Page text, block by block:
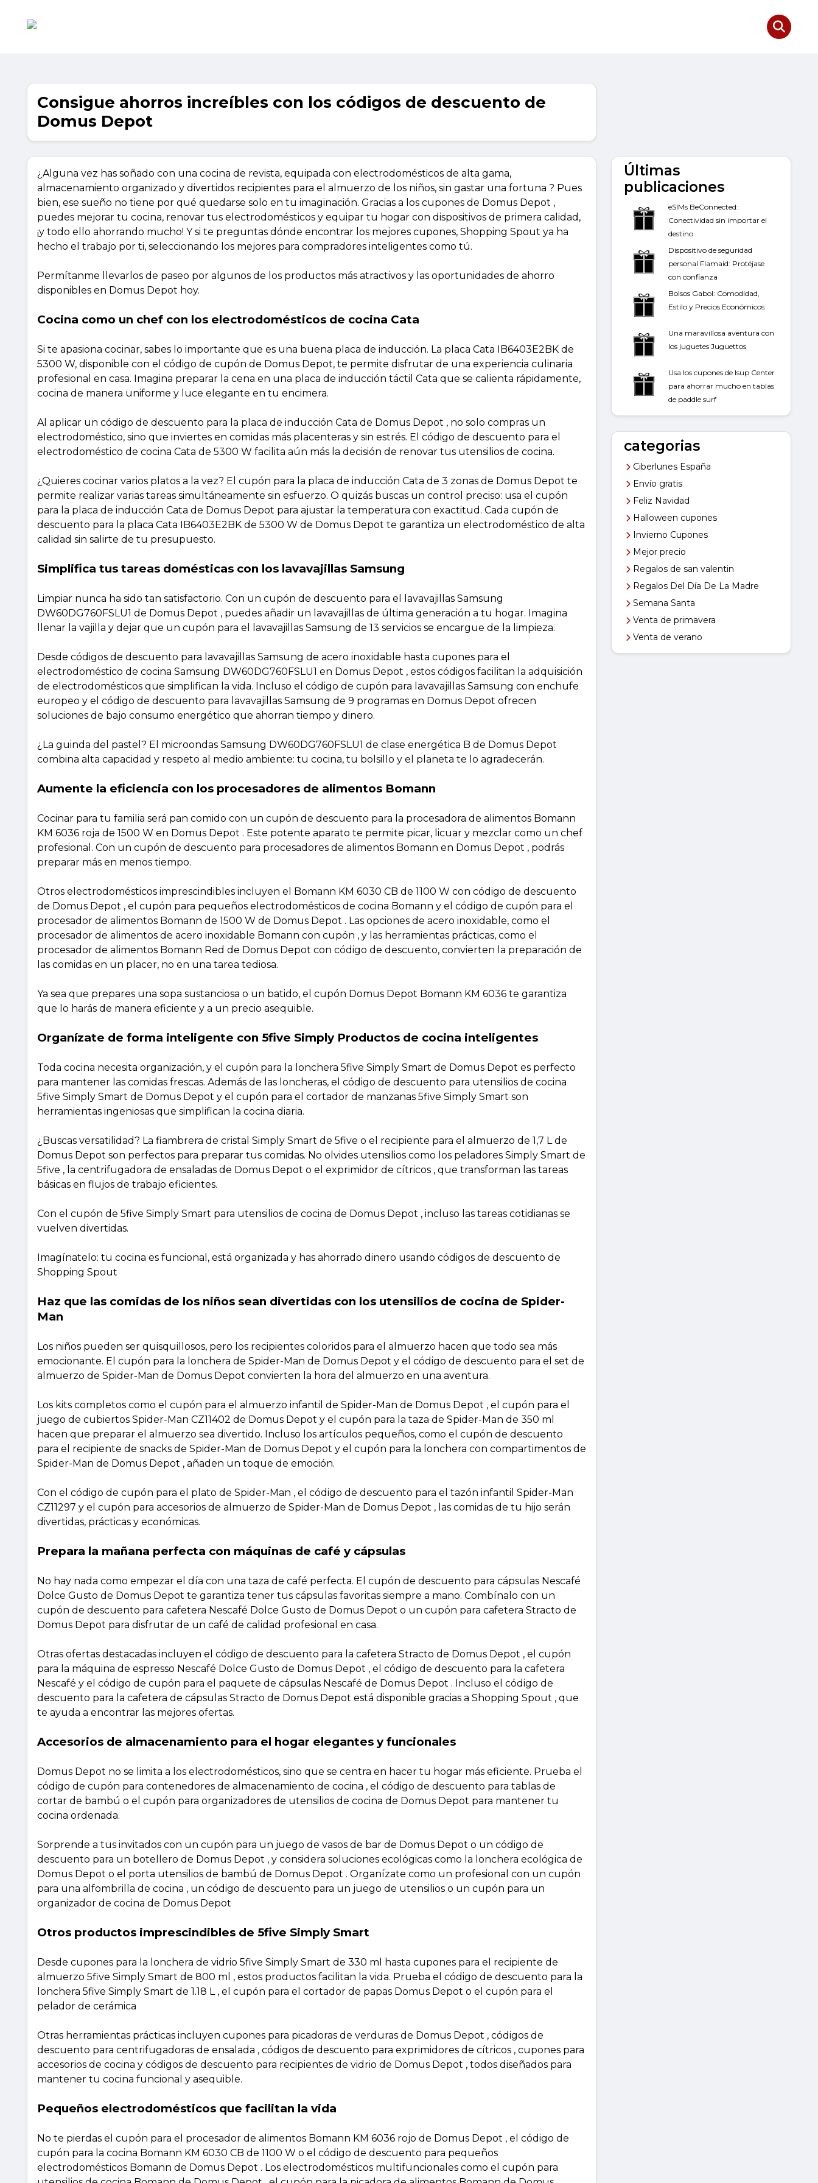
Consigue ahorros increíbles con los códigos de descuento de
Domus Depot
¿Alguna vez has soñado con una cocina de revista, equipada con electrodomésticos de alta gama,
almacenamiento organizado y divertidos recipientes para el almuerzo de los niños, sin gastar una fortuna ? Pues
bien, ese sueño no tiene por qué quedarse solo en tu imaginación. Gracias a los cupones de Domus Depot ,
puedes mejorar tu cocina, renovar tus electrodomésticos y equipar tu hogar con dispositivos de primera calidad,
¡y todo ello ahorrando mucho! Y si te preguntas dónde encontrar los mejores cupones, Shopping Spout ya ha
hecho el trabajo por ti, seleccionando los mejores para compradores inteligentes como tú.
Permítanme llevarlos de paseo por algunos de los productos más atractivos y las oportunidades de ahorro
disponibles en Domus Depot hoy.
Cocina como un chef con los electrodomésticos de cocina Cata
Si te apasiona cocinar, sabes lo importante que es una buena placa de inducción. La placa Cata IB6403E2BK de
5300 W, disponible con el código de cupón de Domus Depot, te permite disfrutar de una experiencia culinaria
profesional en casa. Imagina preparar la cena en una placa de inducción táctil Cata que se calienta rápidamente,
cocina de manera uniforme y luce elegante en tu encimera.
Al aplicar un código de descuento para la placa de inducción Cata de Domus Depot , no solo compras un
electrodoméstico, sino que inviertes en comidas más placenteras y sin estrés. El código de descuento para el
electrodoméstico de cocina Cata de 5300 W facilita aún más la decisión de renovar tus utensilios de cocina.
¿Quieres cocinar varios platos a la vez? El cupón para la placa de inducción Cata de 3 zonas de Domus Depot te
permite realizar varias tareas simultáneamente sin esfuerzo. O quizás buscas un control preciso: usa el cupón
para la placa de inducción Cata de Domus Depot para ajustar la temperatura con exactitud. Cada cupón de
descuento para la placa Cata IB6403E2BK de 5300 W de Domus Depot te garantiza un electrodoméstico de alta
calidad sin salirte de tu presupuesto.
Simplifica tus tareas domésticas con los lavavajillas Samsung
Limpiar nunca ha sido tan satisfactorio. Con un cupón de descuento para el lavavajillas Samsung
DW60DG760FSLU1 de Domus Depot , puedes añadir un lavavajillas de última generación a tu hogar. Imagina
llenar la vajilla y dejar que un cupón para el lavavajillas Samsung de 13 servicios se encargue de la limpieza.
Desde códigos de descuento para lavavajillas Samsung de acero inoxidable hasta cupones para el
electrodoméstico de cocina Samsung DW60DG760FSLU1 en Domus Depot , estos códigos facilitan la adquisición
de electrodomésticos que simplifican la vida. Incluso el código de cupón para lavavajillas Samsung con enchufe
europeo y el código de descuento para lavavajillas Samsung de 9 programas en Domus Depot ofrecen
soluciones de bajo consumo energético que ahorran tiempo y dinero.
¿La guinda del pastel? El microondas Samsung DW60DG760FSLU1 de clase energética B de Domus Depot
combina alta capacidad y respeto al medio ambiente: tu cocina, tu bolsillo y el planeta te lo agradecerán.
Aumente la eficiencia con los procesadores de alimentos Bomann
Cocinar para tu familia será pan comido con un cupón de descuento para la procesadora de alimentos Bomann
KM 6036 roja de 1500 W en Domus Depot . Este potente aparato te permite picar, licuar y mezclar como un chef
profesional. Con un cupón de descuento para procesadores de alimentos Bomann en Domus Depot , podrás
preparar más en menos tiempo.
Otros electrodomésticos imprescindibles incluyen el Bomann KM 6030 CB de 1100 W con código de descuento
de Domus Depot , el cupón para pequeños electrodomésticos de cocina Bomann y el código de cupón para el
procesador de alimentos Bomann de 1500 W de Domus Depot . Las opciones de acero inoxidable, como el
procesador de alimentos de acero inoxidable Bomann con cupón , y las herramientas prácticas, como el
procesador de alimentos Bomann Red de Domus Depot con código de descuento, convierten la preparación de
las comidas en un placer, no en una tarea tediosa.
Ya sea que prepares una sopa sustanciosa o un batido, el cupón Domus Depot Bomann KM 6036 te garantiza
que lo harás de manera eficiente y a un precio asequible.
Organízate de forma inteligente con 5five Simply Productos de cocina inteligentes
Toda cocina necesita organización, y el cupón para la lonchera 5five Simply Smart de Domus Depot es perfecto
para mantener las comidas frescas. Además de las loncheras, el código de descuento para utensilios de cocina
5five Simply Smart de Domus Depot y el cupón para el cortador de manzanas 5five Simply Smart son
herramientas ingeniosas que simplifican la cocina diaria.
¿Buscas versatilidad? La fiambrera de cristal Simply Smart de 5five o el recipiente para el almuerzo de 1,7 L de
Domus Depot son perfectos para preparar tus comidas. No olvides utensilios como los peladores Simply Smart de
5five , la centrifugadora de ensaladas de Domus Depot o el exprimidor de cítricos , que transforman las tareas
básicas en flujos de trabajo eficientes.
Con el cupón de 5five Simply Smart para utensilios de cocina de Domus Depot , incluso las tareas cotidianas se
vuelven divertidas.
Imagínatelo: tu cocina es funcional, está organizada y has ahorrado dinero usando códigos de descuento de
Shopping Spout
Haz que las comidas de los niños sean divertidas con los utensilios de cocina de Spider-
Man
Los niños pueden ser quisquillosos, pero los recipientes coloridos para el almuerzo hacen que todo sea más
emocionante. El cupón para la lonchera de Spider-Man de Domus Depot y el código de descuento para el set de
almuerzo de Spider-Man de Domus Depot convierten la hora del almuerzo en una aventura.
Los kits completos como el cupón para el almuerzo infantil de Spider-Man de Domus Depot , el cupón para el
juego de cubiertos Spider-Man CZ11402 de Domus Depot y el cupón para la taza de Spider-Man de 350 ml
hacen que preparar el almuerzo sea divertido. Incluso los artículos pequeños, como el cupón de descuento
para el recipiente de snacks de Spider-Man de Domus Depot y el cupón para la lonchera con compartimentos de
Spider-Man de Domus Depot , añaden un toque de emoción.
Con el código de cupón para el plato de Spider-Man , el código de descuento para el tazón infantil Spider-Man
CZ11297 y el cupón para accesorios de almuerzo de Spider-Man de Domus Depot , las comidas de tu hijo serán
divertidas, prácticas y económicas.
Prepara la mañana perfecta con máquinas de café y cápsulas
No hay nada como empezar el día con una taza de café perfecta. El cupón de descuento para cápsulas Nescafé
Dolce Gusto de Domus Depot te garantiza tener tus cápsulas favoritas siempre a mano. Combínalo con un
cupón de descuento para cafetera Nescafé Dolce Gusto de Domus Depot o un cupón para cafetera Stracto de
Domus Depot para disfrutar de un café de calidad profesional en casa.
Otras ofertas destacadas incluyen el código de descuento para la cafetera Stracto de Domus Depot , el cupón
para la máquina de espresso Nescafé Dolce Gusto de Domus Depot , el código de descuento para la cafetera
Nescafé y el código de cupón para el paquete de cápsulas Nescafé de Domus Depot . Incluso el código de
descuento para la cafetera de cápsulas Stracto de Domus Depot está disponible gracias a Shopping Spout , que
te ayuda a encontrar las mejores ofertas.
Accesorios de almacenamiento para el hogar elegantes y funcionales
Domus Depot no se limita a los electrodomésticos, sino que se centra en hacer tu hogar más eficiente. Prueba el
código de cupón para contenedores de almacenamiento de cocina , el código de descuento para tablas de
cortar de bambú o el cupón para organizadores de utensilios de cocina de Domus Depot para mantener tu
cocina ordenada.
Sorprende a tus invitados con un cupón para un juego de vasos de bar de Domus Depot o un código de
descuento para un botellero de Domus Depot , y considera soluciones ecológicas como la lonchera ecológica de
Domus Depot o el porta utensilios de bambú de Domus Depot . Organízate como un profesional con un cupón
para una alfombrilla de cocina , un código de descuento para un juego de utensilios o un cupón para un
organizador de cocina de Domus Depot
Otros productos imprescindibles de 5five Simply Smart
Desde cupones para la lonchera de vidrio 5five Simply Smart de 330 ml hasta cupones para el recipiente de
almuerzo 5five Simply Smart de 800 ml , estos productos facilitan la vida. Prueba el código de descuento para la
lonchera 5five Simply Smart de 1.18 L , el cupón para el cortador de papas Domus Depot o el cupón para el
pelador de cerámica
Otras herramientas prácticas incluyen cupones para picadoras de verduras de Domus Depot , códigos de
descuento para centrifugadoras de ensalada , códigos de descuento para exprimidores de cítricos , cupones para
accesorios de cocina y códigos de descuento para recipientes de vidrio de Domus Depot , todos diseñados para
mantener tu cocina funcional y asequible.
Pequeños electrodomésticos que facilitan la vida
No te pierdas el cupón para el procesador de alimentos Bomann KM 6036 rojo de Domus Depot , el código de
cupón para la cocina Bomann KM 6030 CB de 1100 W o el código de descuento para pequeños
electrodomésticos Bomann de Domus Depot . Los electrodomésticos multifuncionales como el cupón para
Últimas
publicaciones
eSIMs BeConnected:
Conectividad sin importar el
destino
Dispositivo de seguridad
personal Flamaid: Protéjase
con confianza
Bolsos Gabol: Comodidad,
Estilo y Precios Económicos
Una maravillosa aventura con
los juguetes Juguettos
Usa los cupones de Isup Center
para ahorrar mucho en tablas
de paddle surf
categorias
Ciberlunes España
Envío gratis
Feliz Navidad
Halloween cupones
Invierno Cupones
Mejor precio
Regalos de san valentin
Regalos Del Día De La Madre
Semana Santa
Venta de primavera
Venta de verano